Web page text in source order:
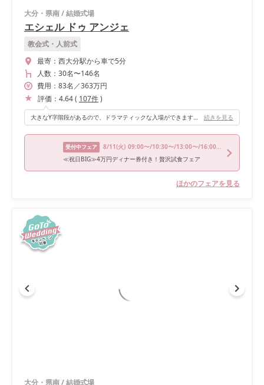
大分・県南/結婚式場
エシェル ドゥ アンジェ
教会式・人前式
最寄： 西大分駅から車で5分
人数： 30名〜146名
費用： 83名 ／363万円
評価： 4.64( 107件)
大きなY字階段があるので、ドラマティックな入場ができます！また、階段の間にはロールカーテンがあり、私たちはそこでシルエット演出をして入場しました。 再入場では海の見えるガーデンを選んでいます。 さらに、披露宴退場後にはロールカーテンを開けて、ゲストに手を振る演出もできました！ 無料で楽しめる演出も満載で、私たちは余すことなく出来たので心残りはありません。 続きを見る
受付中フェア 8/11(火) 09:00〜/10:30〜/13:00〜/16:00〜/17:00〜
≪祝日BIG≫4万円ディナー券付き！贅沢試食フェア
ほかのフェアを見る
大分・県南/結婚式場